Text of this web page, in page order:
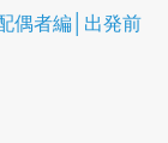
偶者編│出発前